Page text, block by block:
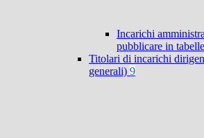
Incarichi
pubblicare in
Titolari di incarichi
generali) 9